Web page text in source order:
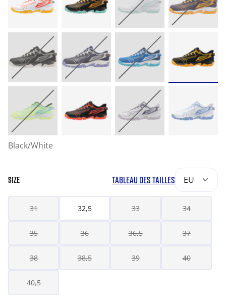
Black/White
SIZE TABLEAU DES TAILLES EU
31 32,5 33 34
35 36 36,5 37
38 38,5 39 40
40,5